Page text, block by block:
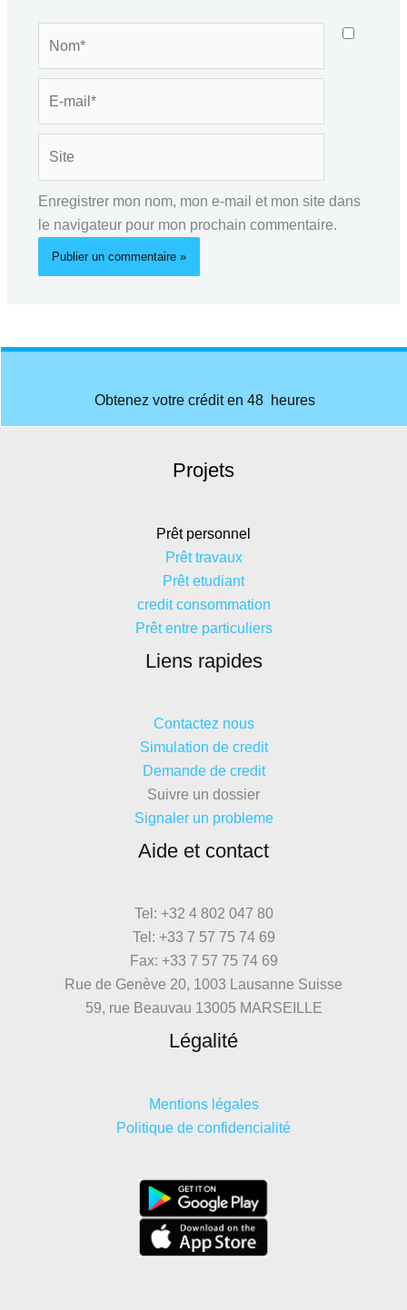
Enregistrer mon nom, mon e-mail et mon site dans
le navigateur pour mon prochain commentaire.
Obtenez votre crédit en 48 heures
Projets
Prêt personnel
Prêt travaux
Prêt etudiant
credit consommation
Prêt entre particuliers
Liens rapides
Contactez nous
Simulation de credit
Demande de credit
Suivre un dossier
Signaler un probleme
Aide et contact
Tel: +32 4 802 047 80
Tel: +33 7 57 75 74 69
Fax: +33 7 57 75 74 69
Rue de Genève 20, 1003 Lausanne Suisse
59, rue Beauvau 13005 MARSEILLE
Légalité
Mentions légales
Politique de confidencialité